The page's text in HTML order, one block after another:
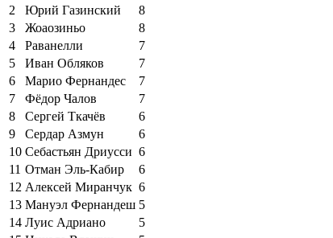
2
Юрий Газинский
8
3
Жоаозиньо
8
4
Раванелли
7
5
Иван Обляков
7
6
Марио Фернандес
7
7
Фёдор Чалов
7
8
Сергей Ткачёв
6
9
Сердар Азмун
6
10 Себастьян Дриусси 6
11 Отман Эль-Кабир
6
12 Алексей Миранчук 6
13 Мануэл Фернандеш 5
14 Луис Адриано
5